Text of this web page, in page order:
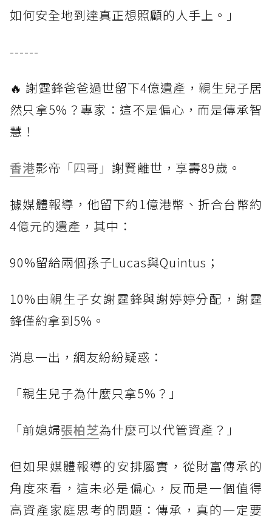
如何安全地到達真正想照顧的人手上。」
------
🔥 謝霆鋒爸爸過世留下4億遺產，親生兒子居
然只拿5%？專家：這不是偏心，而是傳承智
慧！
香港影帝「四哥」謝賢離世，享壽89歲。
據媒體報導，他留下約1億港幣、折合台幣約
4億元的遺產，其中：
90%留給兩個孫子Lucas與Quintus；
10%由親生子女謝霆鋒與謝婷婷分配，謝霆
鋒僅約拿到5%。
消息一出，網友紛紛疑惑：
「親生兒子為什麼只拿5%？」
「前媳婦張柏芝為什麼可以代管資產？」
但如果媒體報導的安排屬實，從財富傳承的
角度來看，這未必是偏心，反而是一個值得
高資產家庭思考的問題：傳承，真的一定要